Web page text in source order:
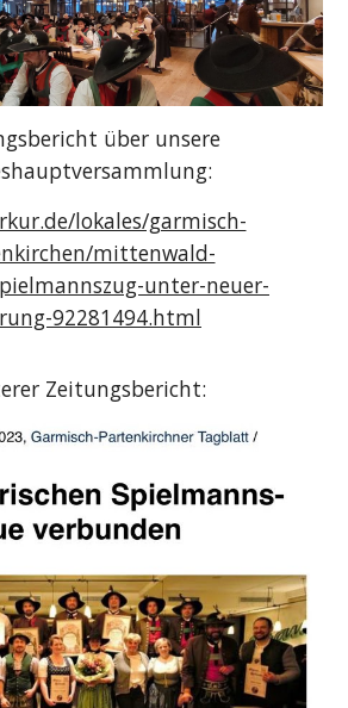
über unsere
lokales/garmisch-
mittenwald-
unter-neuer-
92281494.html
Zeitungsbericht: